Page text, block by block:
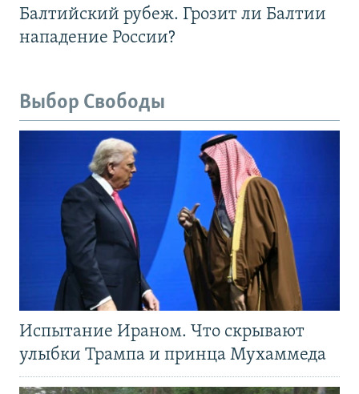
Балтийский рубеж. Грозит ли Балтии
нападение России?
Выбор Свободы
Испытание Ираном. Что скрывают
улыбки Трампа и принца Мухаммеда